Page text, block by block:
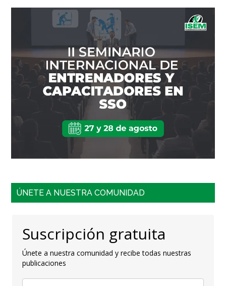
ÚNETE A NUESTRA COMUNIDAD
Suscripción gratuita
Únete a nuestra comunidad y recibe todas nuestras
publicaciones